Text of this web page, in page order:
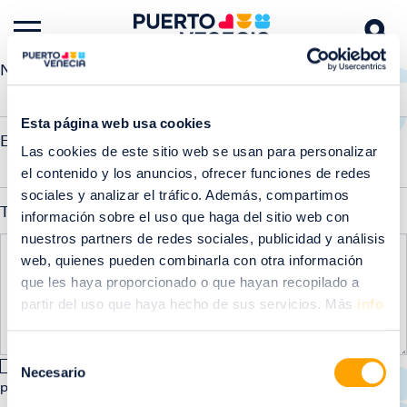
Esta página web usa cookies
Las cookies de este sitio web se usan para personalizar
el contenido y los anuncios, ofrecer funciones de redes
sociales y analizar el tráfico. Además, compartimos
información sobre el uso que haga del sitio web con
nuestros partners de redes sociales, publicidad y análisis
web, quienes pueden combinarla con otra información
que les haya proporcionado o que hayan recopilado a
partir del uso que haya hecho de sus servicios. Más info
Selección
de Necesario
Nombre completo
Email
Tu opinión nos importa
Acepto los términos y condiciones
Consultar la
política de privacidad